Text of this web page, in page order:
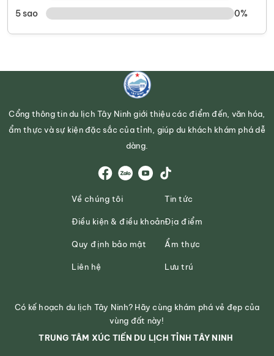
5 sao
0%
Cổng thông tin du lịch Tây Ninh giới thiệu các điểm đến, văn hóa,
ẩm thực và sự kiện đặc sắc của tỉnh, giúp du khách khám phá dễ
dàng.
Về chúng tôi
Điều kiện & điều khoản
Quy định bảo mật
Liên hệ
Tin tức
Địa điểm
Ẩm thực
Lưu trú
Có kế hoạch du lịch Tây Ninh? Hãy cùng khám phá vẻ đẹp của
vùng đất này!
TRUNG TÂM XÚC TIẾN DU LỊCH TỈNH TÂY NINH